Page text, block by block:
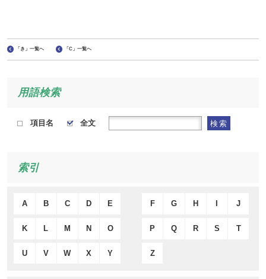
「き」一覧へ 「C」一覧へ
用語検索
項目名 全文 検索
索引
A B C D E F G H J
K L M N O P Q R S T
U V W X Y Z